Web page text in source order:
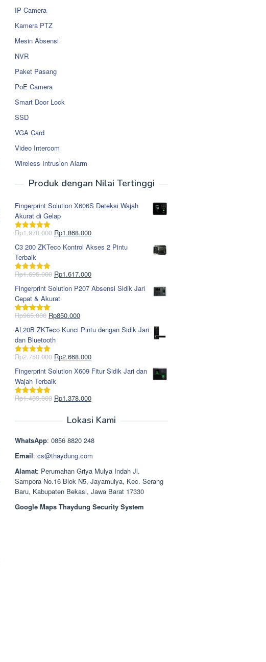
IP Camera
Kamera PTZ
Mesin Absensi
NVR
Paket Pasang
PoE Camera
Smart Door Lock
SSD
VGA Card
Video Intercom
Wireless Intrusion Alarm
Produk dengan Nilai Tertinggi
Fingerprint Solution X606S Deteksi Wajah
Akurat di Gelap
Dinilai5.00
Rp1.978.000 Harga
aslinya
adalah:
Rp1.868.000Harga
saat
ini
Rp1.868.000.
C3 200 ZKTeco Kontrol Akses 2 Pintu
Terbaik
Dinilai5.00
Rp1.695.000 Harga
aslinya
adalah:
Rp1.695.000.
Rp1.617.000Harga
saat
ini
Fingerprint Solution P207 Absensi Sidik Jari
Cepat & Akurat
Dinilai5.00
Rp965.000 Harga
aslinya
adalah:
Rp965.000.
Rp850.000Harga
saat
ini
Rp850.000.
AL20B ZKTeco Kunci Pintu dengan Sidik Jari
dan Bluetooth
Dinilai5.00
Rp2.750.000 Harga
aslinya
adalah:
Rp2.750.000.
Rp2.668.000Harga
saat
ini
Rp2.668.000.
Fingerprint Solution X609 Fitur Sidik Jari dan
Wajah Terbaik
Dinilai5.00
Rp1.489.000 Harga
adalah:
Rp1.378.000Harga
ini
Rp1.378.000.
Lokasi Kami
WhatsApp: 0856 8820 248
Email: cs@thaydung.com
Alamat: Perumahan Griya Mulya Indah Jl.
Sampora No.16 Blok N5, Jayamulya, Kec. Serang
Baru, Kabupaten Bekasi, Jawa Barat 17330
Google Maps Thaydung Security System